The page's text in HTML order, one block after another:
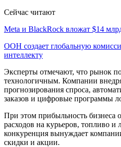
Сейчас читают
Meta и BlackRock вложат $14
ООН создает глобальную
интеллекту
Эксперты отмечают, что рынок
технологичным. Компании
прогнозирования спроса,
заказов и цифровые программы
При этом прибыльность бизнеса
расходов на курьеров, топливо и
конкуренция вынуждает
скидки и акции.